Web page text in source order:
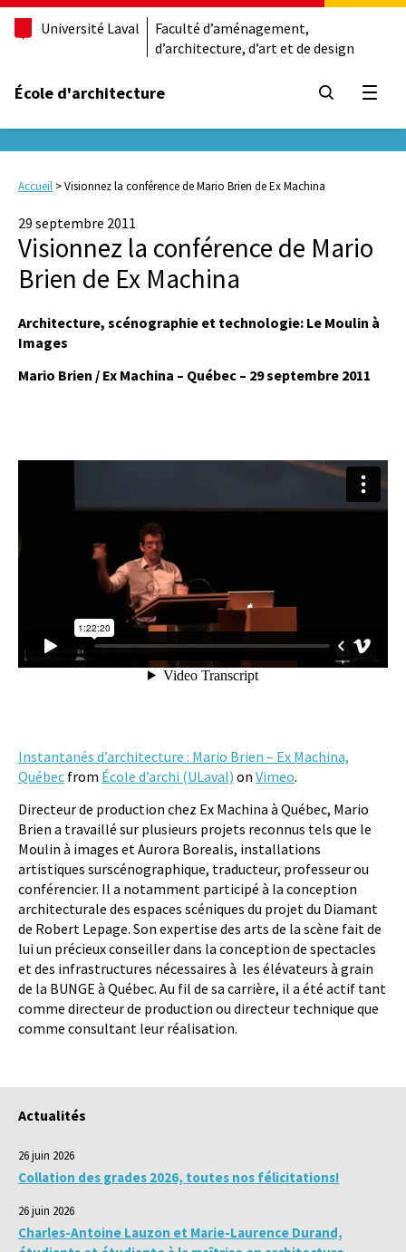
Université Laval
Faculté d’aménagement,
d’architecture, d’art et de design
École d'architecture
Accueil >Visionnez la conférence de Mario Brien de Ex Machina
29 septembre 2011
Visionnez la conférence de Mario
Brien de Ex Machina
Architecture, scénographie et technologie: Le Moulin à
Images
Mario Brien / Ex Machina – Québec – 29 septembre 2011
Instantanés d’architecture : Mario Brien – Ex Machina,
Québec from École d’archi (ULaval) on Vimeo.
Directeur de production chez Ex Machina à Québec, Mario
Brien a travaillé sur plusieurs projets reconnus tels que le
Moulin à images et Aurora Borealis, installations
artistiques surscénographique, traducteur, professeur ou
conférencier. Il a notamment participé à la conception
architecturale des espaces scéniques du projet du Diamant
de Robert Lepage. Son expertise des arts de la scène fait de
lui un précieux conseiller dans la conception de spectacles
et des infrastructures nécessaires à les élévateurs à grain
de la BUNGE à Québec. Au fil de sa carrière, il a été actif tant
comme directeur de production ou directeur technique que
comme consultant leur réalisation.
Actualités
26 juin 2026
Collation des grades 2026, toutes nos félicitations!
26 juin 2026
Charles-Antoine Lauzon et Marie-Laurence Durand,